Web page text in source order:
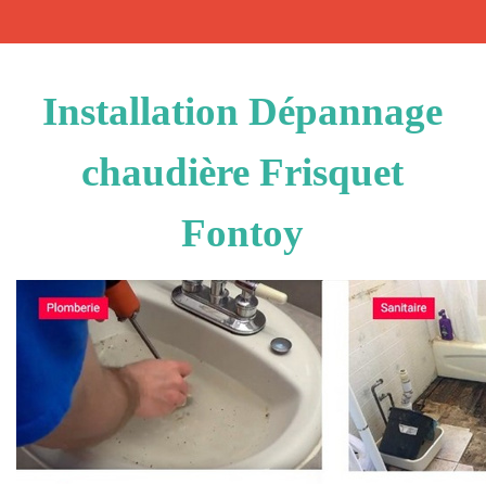
Installation Dépannage
chaudière Frisquet
Fontoy